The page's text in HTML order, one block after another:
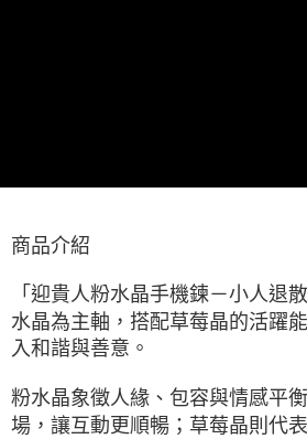
商品介紹
「迎貴人粉水晶手機鍊－小人退
水晶為主軸，搭配草莓晶的活躍
入和諧與善意。
粉水晶象徵人緣、包容與情感平
場，讓互動更順暢；草莓晶則代